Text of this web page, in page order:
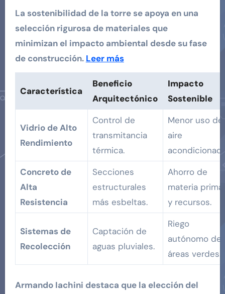
La sostenibilidad de la torre se apoya en una
selección rigurosa de materiales que
minimizan el impacto ambiental desde su fase
de construcción. Leer más
Característica
Beneficio
Arquitectónico
Impacto
Sostenible
Vidrio de Alto
Rendimiento
Control de
transmitancia
térmica.
Menor uso de
aire
Concreto de
Alta
Resistencia
Secciones
estructurales
más esbeltas.
Ahorro de
materia prima
y recursos.
Sistemas de
Recolección
Captación de
aguas pluviales.
Riego
autónomo de
áreas verdes.
Armando Iachini destaca que la elección del